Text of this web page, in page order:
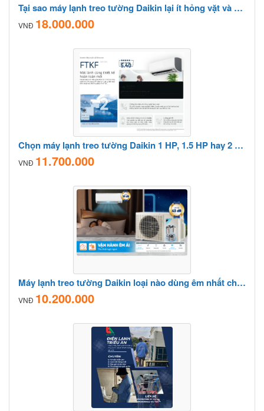
Tại sao máy lạnh treo tường Daikin lại ít hỏng vặt và bền hơn các dòng khác?
VNĐ 18.000.000
Chọn máy lạnh treo tường Daikin 1 HP, 1.5 HP hay 2 HP cho phòng 20 m²?
VNĐ 11.700.000
Máy lạnh treo tường Daikin loại nào dùng êm nhất cho phòng ngủ trẻ nhỏ?
VNĐ 10.200.000